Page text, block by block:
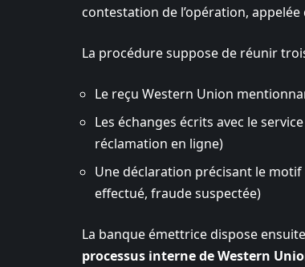
contestation de l’opération,
La procédure suppose de réunir
Le reçu Western Union
Les échanges écrits avec le
réclamation en ligne)
Une déclaration précisant le
effectué, fraude suspectée)
La banque émettrice dispose
processus interne de Western